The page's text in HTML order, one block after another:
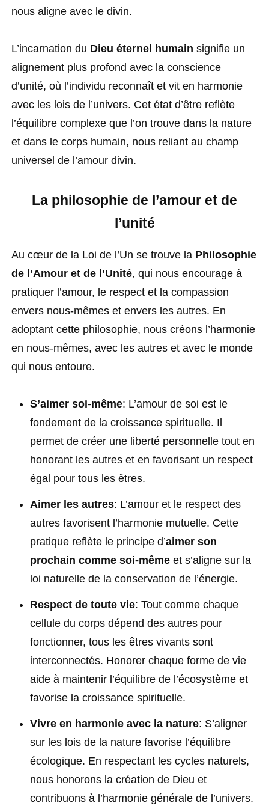
nous aligne avec le divin.
L’incarnation du Dieu éternel humain signifie un
alignement plus profond avec la conscience
d’unité, où l’individu reconnaît et vit en harmonie
avec les lois de l’univers. Cet état d’être reflète
l’équilibre complexe que l’on trouve dans la nature
et dans le corps humain, nous reliant au champ
universel de l’amour divin.
La philosophie de l’amour et de
l’unité
Au cœur de la Loi de l’Un se trouve la Philosophie
de l’Amour et de l’Unité, qui nous encourage à
pratiquer l’amour, le respect et la compassion
envers nous-mêmes et envers les autres. En
adoptant cette philosophie, nous créons l’harmonie
en nous-mêmes, avec les autres et avec le monde
qui nous entoure.
S’aimer soi-même: L’amour de soi est le
fondement de la croissance spirituelle. Il
permet de créer une liberté personnelle tout en
honorant les autres et en favorisant un respect
égal pour tous les êtres.
Aimer les autres: L’amour et le respect des
autres favorisent l’harmonie mutuelle. Cette
pratique reflète le principe d’aimer son
prochain comme soi-même et s’aligne sur la
loi naturelle de la conservation de l’énergie.
Respect de toute vie: Tout comme chaque
cellule du corps dépend des autres pour
fonctionner, tous les êtres vivants sont
interconnectés. Honorer chaque forme de vie
aide à maintenir l’équilibre de l’écosystème et
favorise la croissance spirituelle.
Vivre en harmonie avec la nature: S’aligner
sur les lois de la nature favorise l’équilibre
écologique. En respectant les cycles naturels,
nous honorons la création de Dieu et
contribuons à l’harmonie générale de l’univers.